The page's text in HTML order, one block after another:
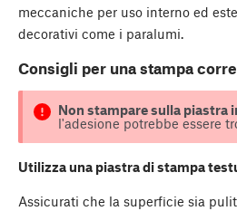
meccaniche per uso interno ed
decorativi come i paralumi.
Consigli per una stampa
Non stampare sulla piastra
l'adesione potrebbe essere
Utilizza una piastra di stampa
Assicurati che la superficie sia